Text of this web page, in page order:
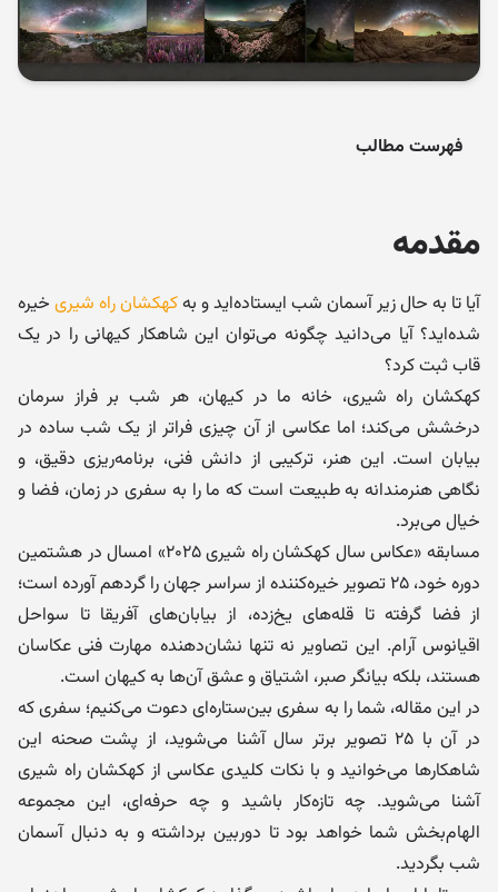
فهرست مطالب
مقدمه
آیا تا به حال زیر آسمان شب ایستاده‌اید و بهکهکشان راه شیری خیره
شده‌اید؟ آیا می‌دانید چگونه می‌توان این شاهکار کیهانی را در یک
قاب ثبت کرد؟
کهکشان راه شیری، خانه ما در کیهان، هر شب بر فراز سرمان
درخشش می‌کند؛ اما عکاسی از آن چیزی فراتر از یک شب ساده در
بیابان است. این هنر، ترکیبی از دانش فنی، برنامه‌ریزی دقیق، و
نگاهی هنرمندانه به طبیعت است که ما را به سفری در زمان، فضا و
خیال می‌برد.
مسابقه «عکاس سال کهکشان راه شیری ۲۰۲۵» امسال در هشتمین
دوره خود، ۲۵ تصویر خیره‌کننده از سراسر جهان را گردهم آورده است؛
از فضا گرفته تا قله‌های یخ‌زده، از بیابان‌های آفریقا تا سواحل
اقیانوس آرام. این تصاویر نه تنها نشان‌دهنده مهارت فنی عکاسان
هستند، بلکه بیانگر صبر، اشتیاق و عشق آن‌ها به کیهان است.
در این مقاله، شما را به سفری بین‌ستاره‌ای دعوت می‌کنیم؛ سفری که
در آن با ۲۵ تصویر برتر سال آشنا می‌شوید، از پشت صحنه این
شاهکارها می‌خوانید و با نکات کلیدی عکاسی از کهکشان راه شیری
آشنا می‌شوید. چه تازه‌کار باشید و چه حرفه‌ای، این مجموعه
الهام‌بخش شما خواهد بود تا دوربین برداشته و به دنبال آسمان
شب بگردید.